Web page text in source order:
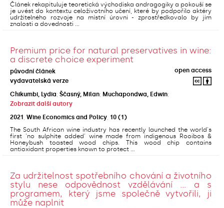
Článek rekapituluje teoretická východiska andragogiky a pokouší se
je uvést do kontextu celoživotního učení, které by podpořilo aktéry
udržitelného rozvoje na místní úrovni - zprostředkovalo by jim
znalosti a dovednosti ...
Premium price for natural preservatives in wine:
a discrete choice experiment
původní článek
open access
vydavatelská verze
Chikumbi, Lydia; Ščasný, Milan; Muchapondwa, Edwin;
Zobrazit další autory
2021 Wine Economics and Policy 10 (1)
The South African wine industry has recently launched the world's
first 'no sulphite added' wine made from indigenous Rooibos &
Honeybush toasted wood chips. This wood chip contains
antioxidant properties known to protect ...
Za udržitelnost spotřebního chování a životního
stylu nese odpovědnost vzdělávání ... a s
programem, který jsme společně vytvořili, ji
může naplnit